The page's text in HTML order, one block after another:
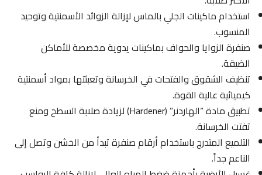
استخدام ماكينات الجلي بالماس لإزالة الزوائد الأسمنتية وتوحيد
المنسوب.
صنفرة الزوايا والحواف بماكينات يدوية مخصصة للأماكن
الضيقة.
تنظيف الشقوق والفتحات في الخرسانة وتعبئتها بمواد أسمنتية
كيميائية عالية القوة.
تطبيق مادة “الهاردنر” (Hardener) لزيادة صلابة السطح ومنع
تفتت الخرسانة.
التلميع المتدرج باستخدام أرقام صنفرة تبدأ من الخشن وتصل إلى
الناعم جداً.